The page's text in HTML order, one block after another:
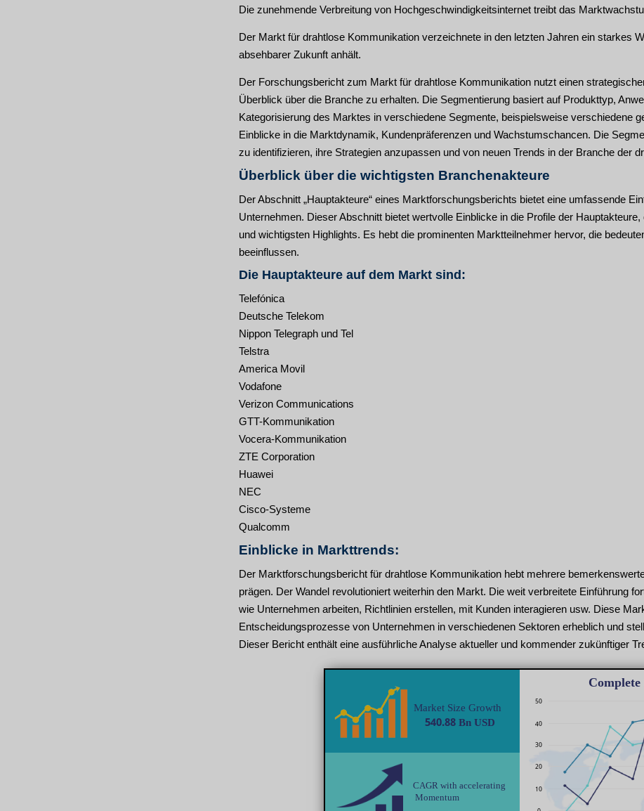
Die zunehmende Verbreitung von Hochgeschwindigkeitsinternet treibt das
Der Markt für drahtlose Kommunikation verzeichnete in den letzten Jahren ein starkes
absehbarer Zukunft anhält.
Der Forschungsbericht zum Markt für drahtlose Kommunikation nutzt einen
Überblick über die Branche zu erhalten. Die Segmentierung basiert auf Produkttyp,
Kategorisierung des Marktes in verschiedene Segmente, beispielsweise verschiedene
Einblicke in die Marktdynamik, Kundenpräferenzen und Wachstumschancen. Die
zu identifizieren, ihre Strategien anzupassen und von neuen Trends in der Branche der
Überblick über die wichtigsten Branchenakteure
Der Abschnitt „Hauptakteure“ eines Marktforschungsberichts bietet eine umfassende
Unternehmen. Dieser Abschnitt bietet wertvolle Einblicke in die Profile der
und wichtigsten Highlights. Es hebt die prominenten Marktteilnehmer hervor, die
beeinflussen.
Die Hauptakteure auf dem Markt sind:
Telefónica
Deutsche Telekom
Nippon Telegraph und Tel
Telstra
America Movil
Vodafone
Verizon Communications
GTT-Kommunikation
Vocera-Kommunikation
ZTE Corporation
Huawei
NEC
Cisco-Systeme
Qualcomm
Einblicke in Markttrends:
Der Marktforschungsbericht für drahtlose Kommunikation hebt mehrere
prägen. Der Wandel revolutioniert weiterhin den Markt. Die weit verbreitete Einführung
wie Unternehmen arbeiten, Richtlinien erstellen, mit Kunden interagieren usw. Diese
Entscheidungsprozesse von Unternehmen in verschiedenen Sektoren erheblich und
Dieser Bericht enthält eine ausführliche Analyse aktueller und kommender zukünftiger